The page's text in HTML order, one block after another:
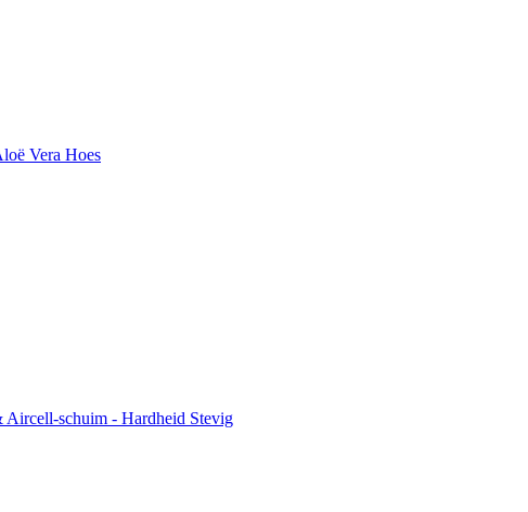
Vera Hoes
Aircell-schuim - Hardheid Stevig